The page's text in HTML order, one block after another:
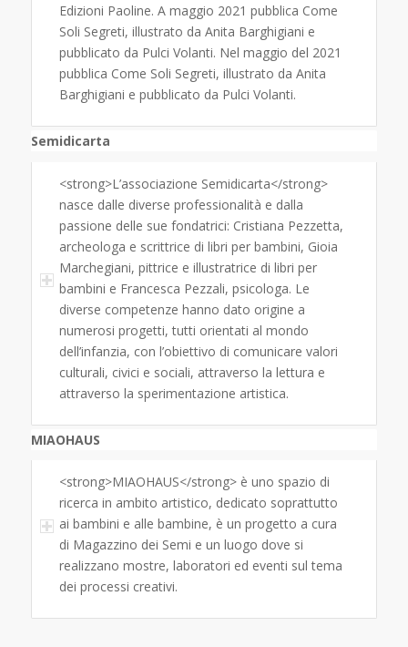
Edizioni Paoline. A maggio 2021 pubblica Come
Soli Segreti, illustrato da Anita Barghigiani e
pubblicato da Pulci Volanti. Nel maggio del 2021
pubblica Come Soli Segreti, illustrato da Anita
Barghigiani e pubblicato da Pulci Volanti.
Semidicarta
<strong>L’associazione Semidicarta</strong>
nasce dalle diverse professionalità e dalla
passione delle sue fondatrici: Cristiana Pezzetta,
archeologa e scrittrice di libri per bambini, Gioia
Marchegiani, pittrice e illustratrice di libri per
bambini e Francesca Pezzali, psicologa. Le
diverse competenze hanno dato origine a
numerosi progetti, tutti orientati al mondo
dell’infanzia, con l’obiettivo di comunicare valori
culturali, civici e sociali, attraverso la lettura e
attraverso la sperimentazione artistica.
MIAOHAUS
<strong>MIAOHAUS</strong> è uno spazio di
ricerca in ambito artistico, dedicato soprattutto
ai bambini e alle bambine, è un progetto a cura
di Magazzino dei Semi e un luogo dove si
realizzano mostre, laboratori ed eventi sul tema
dei processi creativi.